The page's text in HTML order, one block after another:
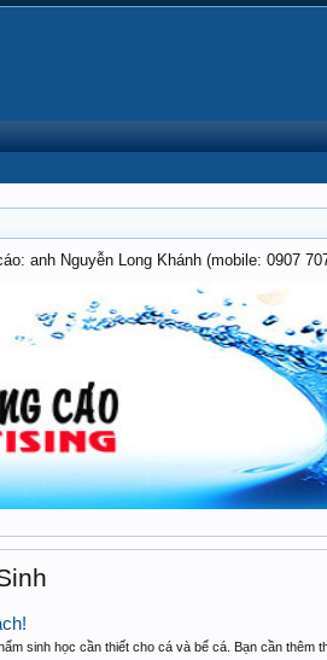
anh Nguyễn Long Khánh (mobile: 0907
sinh học cần thiết cho cá và bể cá. Bạn cần thêm